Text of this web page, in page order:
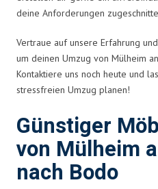
deine Anforderungen
Vertraue auf unsere Erfahrung
um deinen Umzug von Mülheim
Kontaktiere uns noch heute und
stressfreien Umzug planen!
Günstiger
von Mülheim
nach Bodo